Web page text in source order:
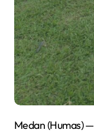
Medan (Humas) — Kabar membanggakan datang